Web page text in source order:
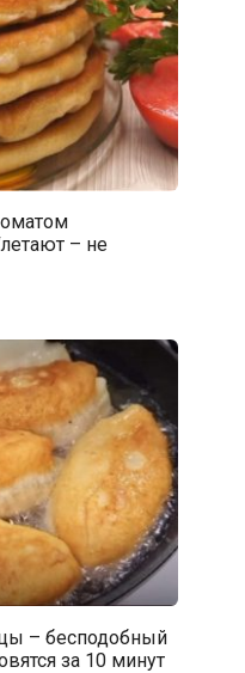
– не
– бесподобный
за 10 минут